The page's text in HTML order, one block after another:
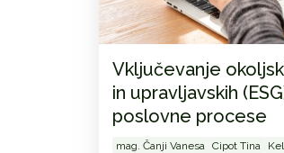
Vključevanje
in upravljavskih
poslovne procese
mag. Čanji Vanesa Cipot Tina